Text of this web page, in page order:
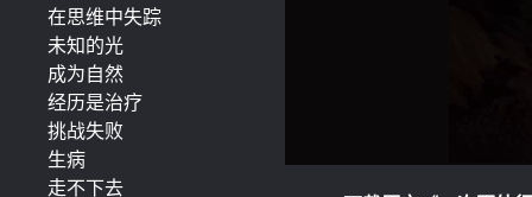
在思维中失踪
未知的光
成为自然
经历是治疗
挑战失败
生病
走不下去